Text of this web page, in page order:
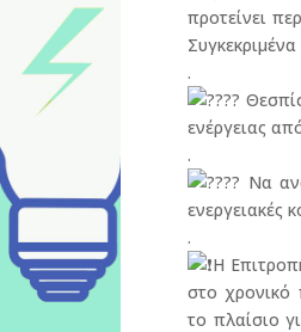
προτείνει
.
ενέργειας
.
Να
ενεργειακές
.
Η
στο χρονικό
το πλαίσιο